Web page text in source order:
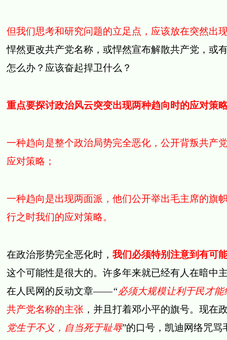
但我们思考和研究问题的立足点，应该放在突然出
悍然更改共产党名称，或悍然宣布解散共产党，或
怎么办？应该奋起捍卫什么？
重点要探讨政治风云突变出现两种趋向时的应对策
一种趋向是整个政治局势完全恶化，公开背叛共产
应对策略；
一种趋向是出现两面派，他们公开举出毛主席的旗
行之时我们的应对策略。
在政治形势完全恶化时， 我们必须特别注意到有可
这个可能性是很大的。许多年来就已经有人在暗中
在人民网的反动文章——“必须大规模让利于民才
共产党名称的主张 ，并且打着邓小平的旗号。现在
党生于不义，自当死于耻辱”的口号，凯迪网络咒骂